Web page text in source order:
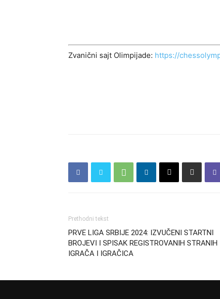
Zvanični sajt Olimpijade: https://
Prethodni tekst
PRVE LIGA SRBIJE 2024: IZVUČENI STARTNI
BROJEVI I SPISAK REGISTROVANIH STRANIH
IGRAČA I IGRAČICA